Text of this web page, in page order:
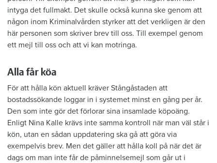
intyga det fullmakt. Det skulle också kunna ske genom att
någon inom Kriminalvården styrker att det verkligen är den
här personen som skriver brev till oss. Till exempel genom
ett mejl till oss och att vi kan motringa.
Alla får köa
För att hålla kön aktuell kräver Stångåstaden att
bostadssökande loggar in i systemet minst en gång per år.
Den som inte gör det förlorar sina insamlade köpoäng.
Enligt Nina Kalle krävs inte samma kontroll när man väl står i
kön, utan en sådan uppdatering ska gå att göra via
exempelvis brev. Men det gäller att hålla koll på när det är
dags om man inte får de påminnelsemejl som går ut i